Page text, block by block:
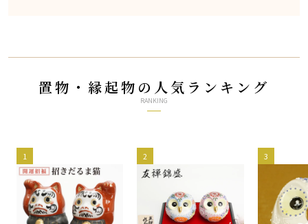
置物・縁起物の人気ランキング
RANKING
1 2 3